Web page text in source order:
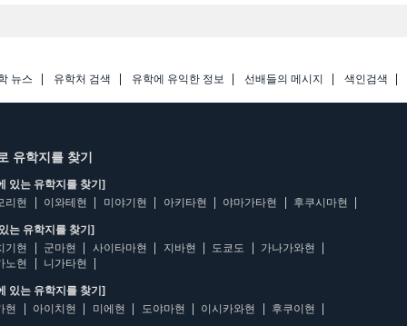
뉴스 유학처 검색 유학에 유익한 정보 선배들의 메시지 색인검색
유학지를 찾기
있는 유학지를 찾기]
리현 이와테현 미야기현 아키타현 야마가타현 후쿠시마현
는 유학지를 찾기]
기현 군마현 사이타마현 지바현 도쿄도
가나가와현
노현 니가타현
있는 유학지를 찾기]
현 아이치현 미에현 도야마현 이시카와현 후쿠이현